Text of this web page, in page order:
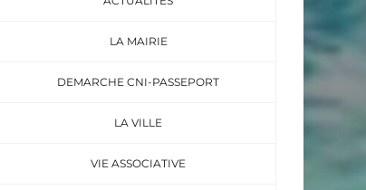
LA MAIRIE
DEMARCHE CNI-PASSEPORT
LA VILLE
VIE ASSOCIATIVE